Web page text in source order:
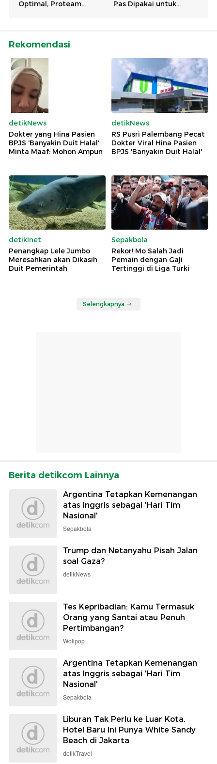
Rekomendasi
detikNews
Dokter yang Hina Pasien
BPJS 'Banyakin Duit Halal'
Minta Maaf: Mohon Ampun
detikNews
RS Pusri Palembang Pecat
Dokter Viral Hina Pasien
BPJS 'Banyakin Duit Halal'
detikInet
Penangkap Lele Jumbo
Meresahkan akan Dikasih
Duit Pemerintah
Sepakbola
Rekor! Mo Salah Jadi
Pemain dengan Gaji
Tertinggi di Liga Turki
Selengkapnya
Berita detikcom Lainnya
Argentina Tetapkan Kemenangan
atas Inggris sebagai 'Hari Tim
Nasional'
Sepakbola
Trump dan Netanyahu Pisah Jalan
soal Gaza?
detikNews
Tes Kepribadian: Kamu Termasuk
Orang yang Santai atau Penuh
Pertimbangan?
Wolipop
Argentina Tetapkan Kemenangan
atas Inggris sebagai 'Hari Tim
Nasional'
Sepakbola
Liburan Tak Perlu ke Luar Kota,
Hotel Baru Ini Punya White Sandy
Beach di Jakarta
detikTravel